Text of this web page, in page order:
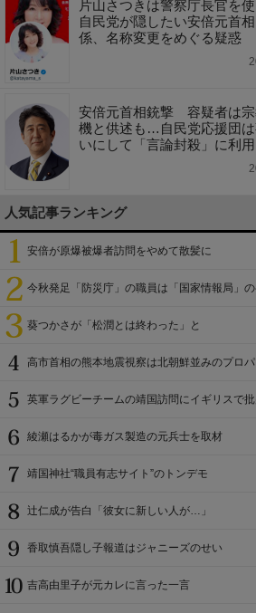
片山さつきは警察庁長官を
自民党が隠したい安倍元首
係、名称変更をめぐる疑惑
安倍元首相銃撃 容疑者は
機と供述も…自民党応援団
いにして「言論封殺」に利用
人気記事ランキング
安倍が原爆被爆者訪問をやめて散髪に
今秋発足「防災庁」の職員は「国家情報局」
葵つかさが「松潤とは終わった」と
高市首相の熊本地震視察は北朝鮮並みのプロパ
英軍ラグビーチームの靖国訪問にイギリスで批
綾瀬はるかが毒ガス製造の元兵士を取材
靖国神社“職員有志サイト”のトンデモ
辻仁成が告白「彼女に新しい人が…」
香取慎吾隠し子報道はジャニーズのせい
吉高由里子が元カレに言った一言